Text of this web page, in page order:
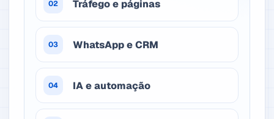
02 Tráfego e páginas
03 WhatsApp e CRM
04 IA e automação